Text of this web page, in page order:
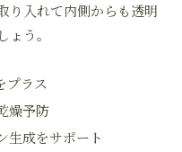
り入れて内側からも透明
う。
プラス
燥予防
生成をサポート